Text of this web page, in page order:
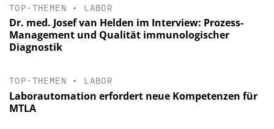
TOP-THEMEN • LABOR
Dr. med. Josef van Helden im Interview: Prozess-
Management und Qualität immunologischer
Diagnostik
TOP-THEMEN • LABOR
Laborautomation erfordert neue Kompetenzen für
MTLA